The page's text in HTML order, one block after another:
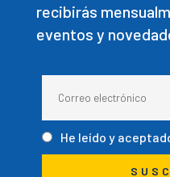
recibirás
eventos y
He leído y